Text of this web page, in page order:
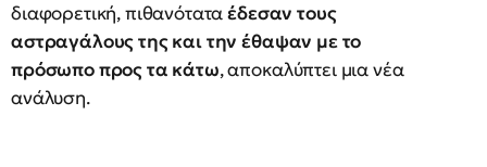
διαφορετική, πιθανόταταέδεσαν τους
αστραγάλους της και την έθαψαν με το
πρόσωπο προς τα κάτω, αποκαλύπτει μια νέα
ανάλυση.